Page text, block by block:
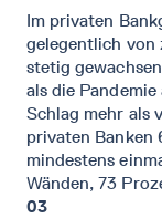
Im privaten
gelegentlich von
stetig
als die
Schlag mehr als
privaten Banken
mindestens
Wänden, 73
03